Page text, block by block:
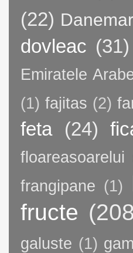
(22)
dovleac (31)
Emiratele
(1) fajitas (2)
feta (24)
floareasoarelui
frangipane (1)
fructe
galuste (1)